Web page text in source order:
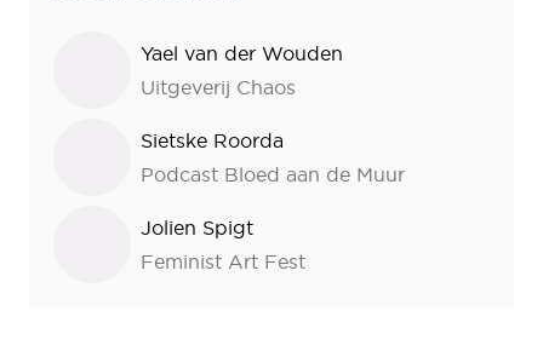
SprekersYael van der Wouden
Uitgeverij Chaos
Sietske Roorda
Podcast Bloed aan de Muur
Jolien Spigt
Feminist Art Fest